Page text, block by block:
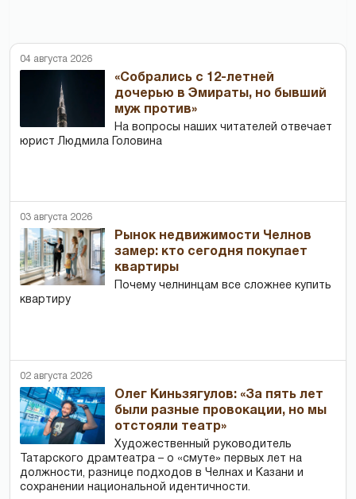
04 августа 2026
«Собрались с 12-летней
дочерью в Эмираты, но бывший
муж против»
На вопросы наших читателей отвечает
юрист Людмила Головина
03 августа 2026
Рынок недвижимости Челнов
замер: кто сегодня покупает
квартиры
Почему челнинцам все сложнее купить
квартиру
02 августа 2026
Олег Киньзягулов: «За пять лет
были разные провокации, но мы
отстояли театр»
Художественный руководитель
Татарского драмтеатра – о «смуте» первых лет на
должности, разнице подходов в Челнах и Казани и
сохранении национальной идентичности.